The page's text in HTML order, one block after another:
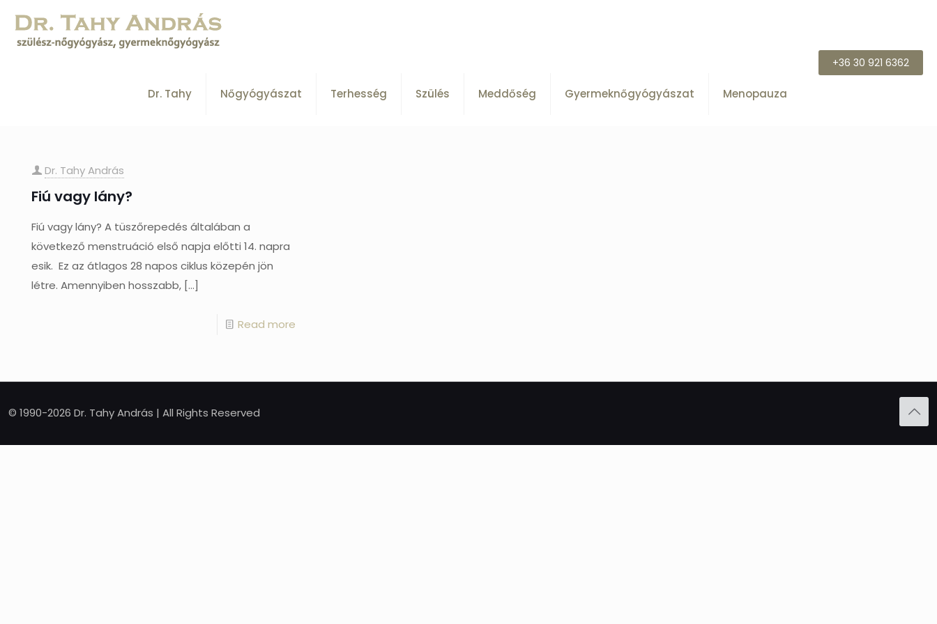
Dr. Tahy Nőgyógyászat Terhesség Szülés Meddőség Gyermeknőgyógyászat Menopauza
+36 30 921 6362
Dr. Tahy András
Fiú vagy lány?
Fiú vagy lány? A tüszőrepedés általában a
következő menstruáció első napja előtti 14. napra
esik. Ez az átlagos 28 napos ciklus közepén jön
létre. Amennyiben hosszabb, […]
Read more
© 1990-2026 Dr. Tahy András | All Rights Reserved